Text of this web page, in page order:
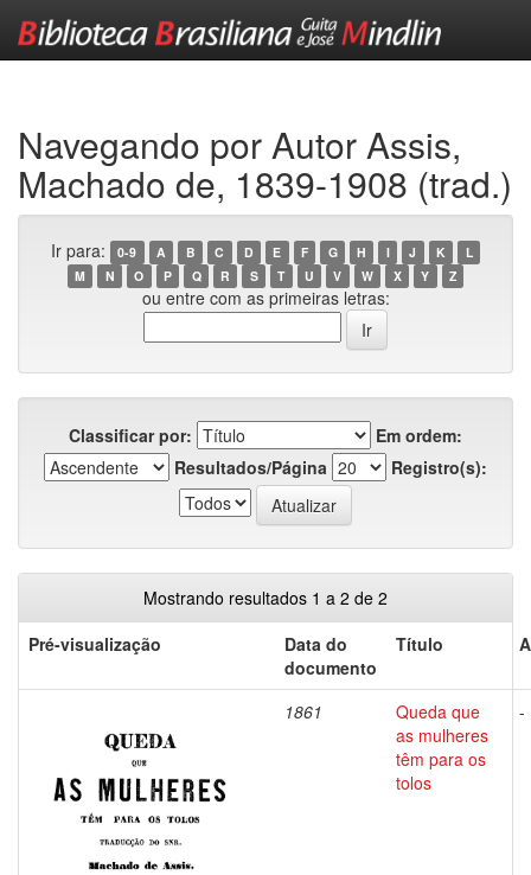
Navegando por Autor Assis,
Machado de, 1839-1908 (trad.)
Ir para: 0-9 A B C D E F G H I J K
L
M
N O P Q R S T U V W X Y Z
ou entre com as primeiras letras:
Classificar por:
Em ordem:
Resultados/Página
Registro(s):
Mostrando resultados 1 a 2 de 2
Pré-visualização
Data do
documento
Título
1861
Queda que
as mulheres
têm para os
tolos
-